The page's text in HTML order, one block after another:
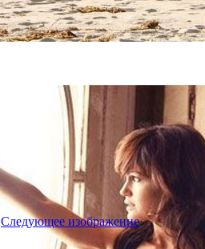
Следующее изображение